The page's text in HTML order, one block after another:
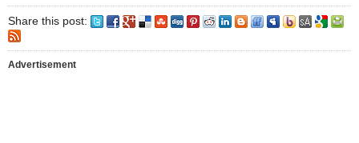
Share this post:
Advertisement